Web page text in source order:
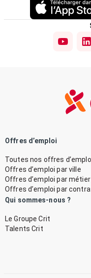
Offres d’emploi
Toutes nos offres
Offres d’emploi par ville
Offres d’emploi par métier
Offres d’emploi par
Qui sommes-nous ?
Le Groupe Crit
Talents Crit